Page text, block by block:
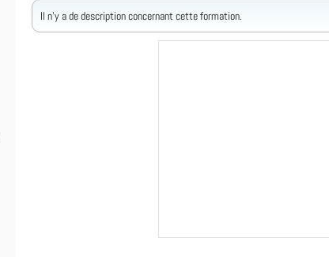
Il n'y a de description concernant cette formation.